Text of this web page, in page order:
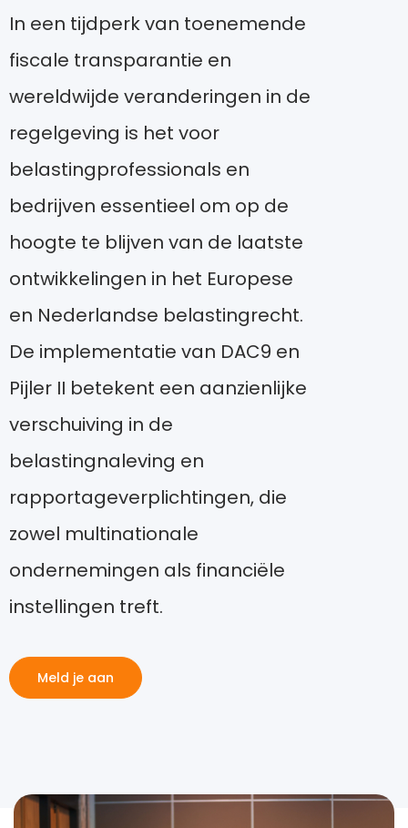
In een tijdperk van toenemende
fiscale transparantie en
wereldwijde veranderingen in de
regelgeving is het voor
belastingprofessionals en
bedrijven essentieel om op de
hoogte te blijven van de laatste
ontwikkelingen in het Europese
en Nederlandse belastingrecht.
De implementatie van DAC9 en
Pijler II betekent een aanzienlijke
verschuiving in de
belastingnaleving en
rapportageverplichtingen, die
zowel multinationale
ondernemingen als financiële
instellingen treft.
Meld je aan